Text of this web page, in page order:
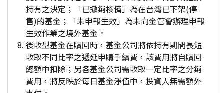
持有之決定；「已撤銷核備」為在台灣已下架(停
售)的基金；「未申報生效」為未向金管會辦理申報
生效作業之境外基金。
後收型基金在贖回時，基金公司將依持有期間長短
收取不同比率之遞延申購手續費，該費用將自贖回
總額中扣除；另各基金公司需收取一定比率之分銷
費用，將反映於每日基金淨值中，投資人無需額外